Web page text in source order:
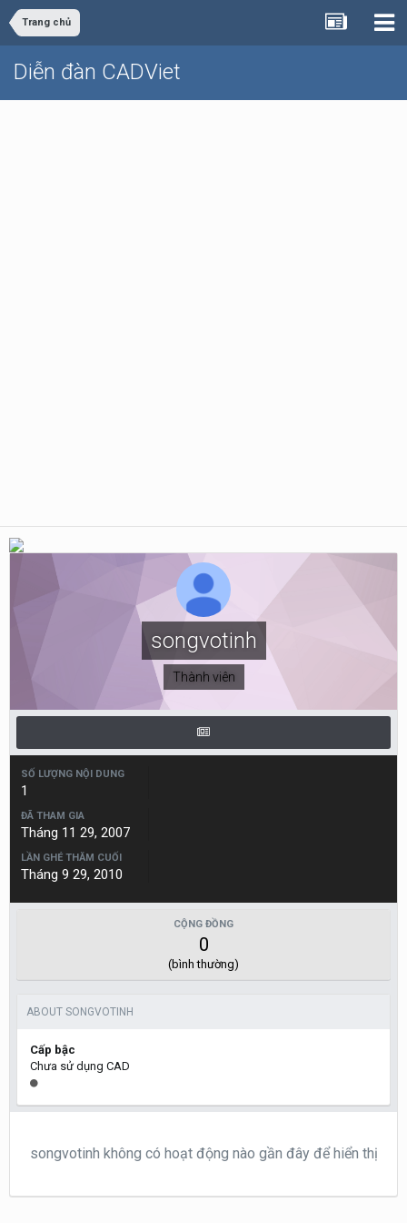
Trang chủ
Diễn đàn CADViet
songvotinh
Thành viên
SỐ LƯỢNG NỘI DUNG
1
ĐÃ THAM GIA
Tháng 11 29, 2007
LẦN GHÉ THĂM CUỐI
Tháng 9 29, 2010
CỘNG ĐỒNG
0
(bình thường)
ABOUT SONGVOTINH
Cấp bậc
Chưa sử dụng CAD
songvotinh không có hoạt động nào gần đây để hiển thị